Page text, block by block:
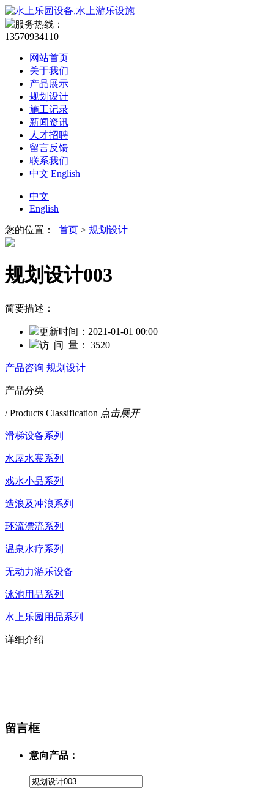
服务热线：
13570934110
网站首页
关于我们
产品展示
规划设计
施工记录
新闻资讯
人才招聘
留言反馈
联系我们
中文|English
中文
English
您的位置： 首页 > 规划设计
规划设计003
简要描述：
更新时间： 2021-01-01 00:00
访 问 量：
3520
产品咨询 规划设计
产品分类
/ Products Classification 点击展开+
滑梯设备系列
水屋水寨系列
戏水小品系列
造浪及冲浪系列
环流漂流系列
温泉水疗系列
无动力游乐设备
泳池用品系列
水上乐园用品系列
详细介绍
留言框
意向产品：